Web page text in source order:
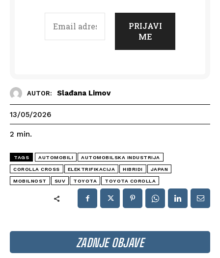
ZADNJE OBJAVE
AUTOR: Slađana Limov
13/05/2026
2 min.
TAGS AUTOMOBILI AUTOMOBILSKA INDUSTRIJA
COROLLA CROSS ELEKTRIFIKACIJA HIBRIDI JAPAN
MOBILNOST SUV TOYOTA TOYOTA COROLLA